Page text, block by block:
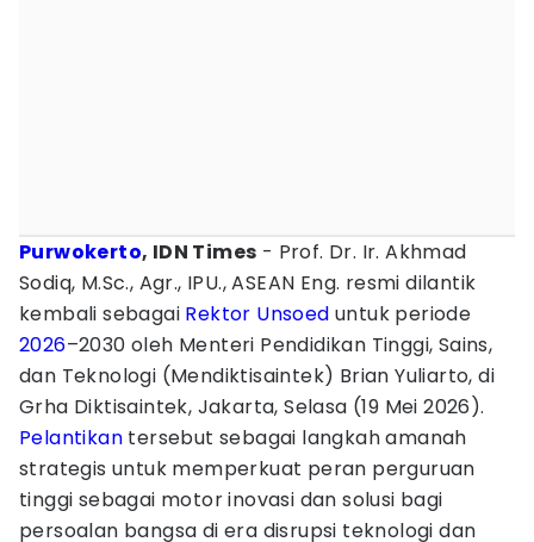
Purwokerto, IDN Times - Prof. Dr. Ir. Akhmad
Sodiq, M.Sc., Agr., IPU., ASEAN Eng. resmi dilantik
kembali sebagai Rektor Unsoed untuk periode
2026–2030 oleh Menteri Pendidikan Tinggi, Sains,
dan Teknologi (Mendiktisaintek) Brian Yuliarto, di
Grha Diktisaintek, Jakarta, Selasa (19 Mei 2026).
Pelantikan tersebut sebagai langkah amanah
strategis untuk memperkuat peran perguruan
tinggi sebagai motor inovasi dan solusi bagi
persoalan bangsa di era disrupsi teknologi dan